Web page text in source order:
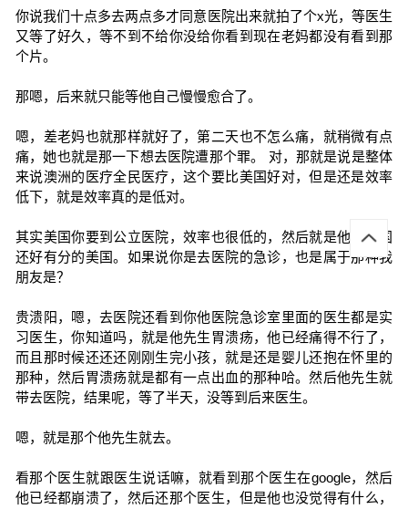
你说我们十点多去两点多才同意医院出来就拍了个x光，等医生
又等了好久，等不到不给你没给你看到现在老妈都没有看到那
个片。
那嗯，后来就只能等他自己慢慢愈合了。
嗯，差老妈也就那样就好了，第二天也不怎么痛，就稍微有点
痛，她也就是那一下想去医院遭那个罪。 对，那就是说是整体
来说澳洲的医疗全民医疗，这个要比美国好对，但是还是效率
低下，就是效率真的是低对。
其实美国你要到公立医院，效率也很低的，然后就是他，美国
还好有分的美国。如果说你是去医院的急诊，也是属于那种我
朋友是？
贵溃阳，嗯，去医院还看到你他医院急诊室里面的医生都是实
习医生，你知道吗，就是他先生胃溃疡，他已经痛得不行了，
而且那时候还还还刚刚生完小孩，就是还是婴儿还抱在怀里的
那种，然后胃溃疡就是都有一点出血的那种哈。然后他先生就
带去医院，结果呢，等了半天，没等到后来医生。
嗯，就是那个他先生就去。
看那个医生就跟医生说话嘛，就看到那个医生在google，然后
他已经都崩溃了，然后还那个医生，但是他也没觉得有什么，